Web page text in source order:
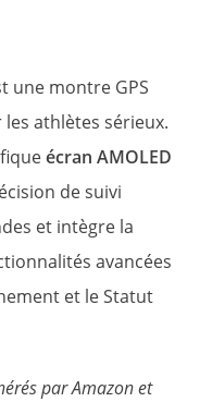
une montre GPS
athlètes sérieux.
écran AMOLED
de suivi
et intègre la
avancées
et le Statut
par Amazon et